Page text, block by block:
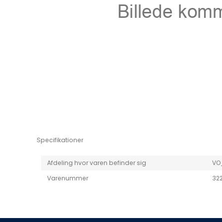
Niro EV
Specifikationer
Afdeling hvor varen befinder sig
Varenummer